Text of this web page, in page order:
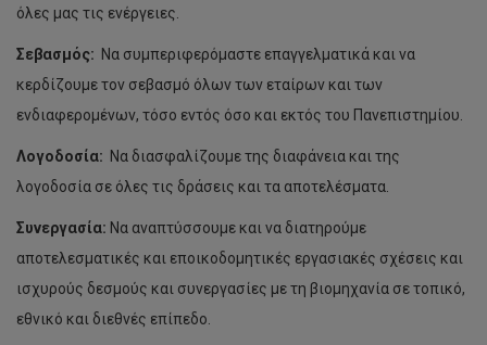
Φώτης Παναγίδης
Χριστόφορος Ανδρέου
Μιχάλης Γκόλιας
Δήμητρα Καλαϊτζή
όλες μας τις ενέργειες.
Σεβασμός: Να συμπεριφερόμαστε επαγγελματικά και να
κερδίζουμε τον σεβασμό όλων των εταίρων και των
ενδιαφερομένων, τόσο εντός όσο και εκτός του Πανεπιστημίου.
Λογοδοσία: Να διασφαλίζουμε της διαφάνεια και της
λογοδοσία σε όλες τις δράσεις και τα αποτελέσματα.
Συνεργασία: Να αναπτύσσουμε και να διατηρούμε
αποτελεσματικές και εποικοδομητικές εργασιακές σχέσεις και
ισχυρούς δεσμούς και συνεργασίες με τη βιομηχανία σε τοπικό,
εθνικό και διεθνές επίπεδο.